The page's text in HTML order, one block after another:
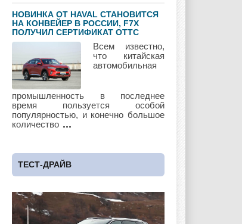
Opel Pagani
Peugeot Pontiac Porshe
Renault Rolls Royce Rover
Saab Scion Seat
НОВИНКА ОТ HAVAL СТАНОВИТСЯ
НА КОНВЕЙЕР В РОССИИ, F7Х
ПОЛУЧИЛ СЕРТИФИКАТ ОТТС
Всем известно,
что китайская
автомобильная
промышленность в последнее
время пользуется особой
популярностью, и конечно большое
количество
ТЕСТ-ДРАЙВ